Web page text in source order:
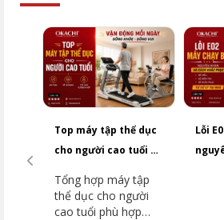
Top máy tập thể dục
cho người cao tuổi an
Tổng hợp máy tập
thể dục cho người
cao tuổi phù hợp
Lỗi